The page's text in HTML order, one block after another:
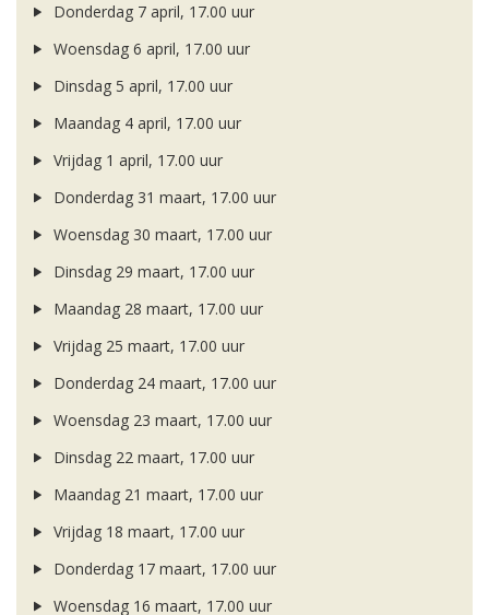
Donderdag 7 april, 17.00 uur
Woensdag 6 april, 17.00 uur
Dinsdag 5 april, 17.00 uur
Maandag 4 april, 17.00 uur
Vrijdag 1 april, 17.00 uur
Donderdag 31 maart, 17.00 uur
Woensdag 30 maart, 17.00 uur
Dinsdag 29 maart, 17.00 uur
Maandag 28 maart, 17.00 uur
Vrijdag 25 maart, 17.00 uur
Donderdag 24 maart, 17.00 uur
Woensdag 23 maart, 17.00 uur
Dinsdag 22 maart, 17.00 uur
Maandag 21 maart, 17.00 uur
Vrijdag 18 maart, 17.00 uur
Donderdag 17 maart, 17.00 uur
Woensdag 16 maart, 17.00 uur